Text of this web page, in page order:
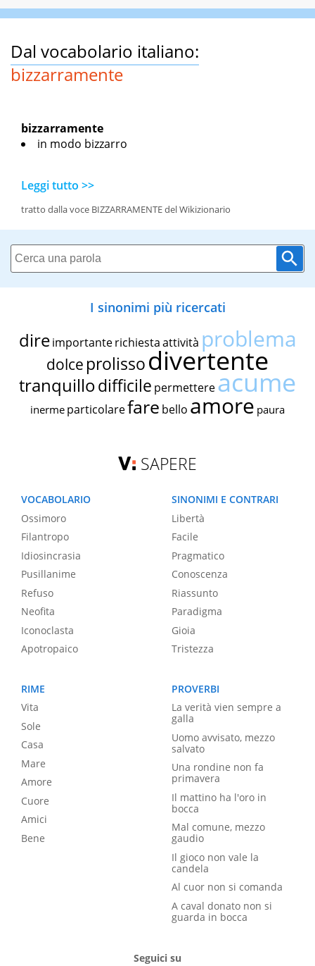
Dal vocabolario italiano:
bizzarramente
bizzarramente
in modo bizzarro
Leggi tutto >>
tratto dalla voce BIZZARRAMENTE del Wikizionario
I sinonimi più ricercati
dire importante richiestaattività problema
dolce prolissodivertente
tranquillodifficile permettereacume
inerme particolarefare bello amore paura
SAPERE
VOCABOLARIO
Ossimoro
Filantropo
Idiosincrasia
Pusillanime
Refuso
Neofita
Iconoclasta
Apotropaico
SINONIMI E CONTRARI
Libertà
Facile
Pragmatico
Conoscenza
Riassunto
Paradigma
Gioia
Tristezza
RIME
Vita
Sole
Casa
Mare
Amore
Cuore
Amici
Bene
PROVERBI
La verità vien sempre a
galla
Uomo avvisato, mezzo
salvato
Una rondine non fa
primavera
Il mattino ha l'oro in
bocca
Mal comune, mezzo
gaudio
Il gioco non vale la
candela
Al cuor non si comanda
A caval donato non si
guarda in bocca
Seguici su